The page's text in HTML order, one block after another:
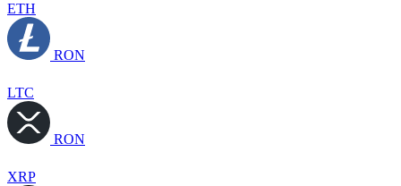
ETH
RON
LTC
RON
XRP